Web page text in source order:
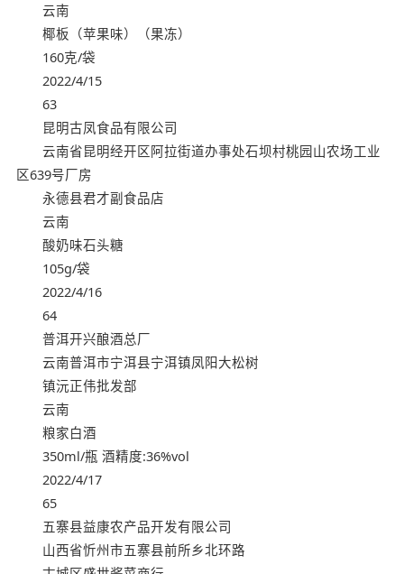
云南
椰板（苹果味）（果冻）
160克/袋
2022/4/15
63
昆明古凤食品有限公司
云南省昆明经开区阿拉街道办事处石坝村桃园山农场工业
区639号厂房
永德县君才副食品店
云南
酸奶味石头糖
105g/袋
2022/4/16
64
普洱开兴酿酒总厂
云南普洱市宁洱县宁洱镇凤阳大松树
镇沅正伟批发部
云南
粮家白酒
350ml/瓶 酒精度:36%vol
2022/4/17
65
五寨县益康农产品开发有限公司
山西省忻州市五寨县前所乡北环路